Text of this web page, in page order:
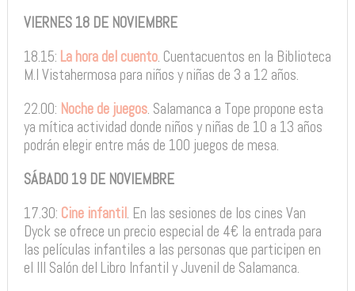
VIERNES 18 DE NOVIEMBRE
18.15: La hora del cuento. Cuentacuentos en la Biblioteca
M.I Vistahermosa para niños y niñas de 3 a 12 años.
22.00: Noche de juegos. Salamanca a Tope propone esta
ya mítica actividad donde niños y niñas de 10 a 13 años
podrán elegir entre más de 100 juegos de mesa.
SÁBADO 19 DE NOVIEMBRE
17.30: Cine infantil. En las sesiones de los cines Van
Dyck se ofrece un precio especial de 4€ la entrada para
las películas infantiles a las personas que participen en
el III Salón del Libro Infantil y Juvenil de Salamanca.